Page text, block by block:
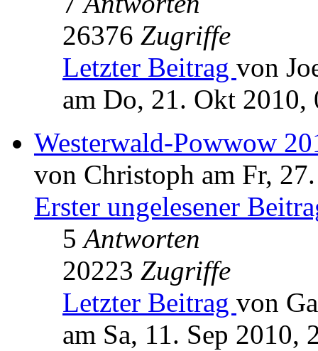
26376 Zugriffe
Letzter Beitrag von
am Do, 21. Okt 2010,
Westerwald-Powwow
von Christoph am Fr,
Erster ungelesener
5Antworten
20223 Zugriffe
Letzter Beitrag von
am Sa, 11. Sep 2010,